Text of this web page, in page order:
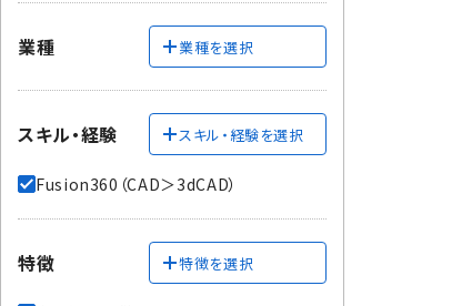
業種 業種を選択
スキル・経験 スキル・経験を選択
Fusion360（CAD＞3dCAD）
特徴 特徴を選択